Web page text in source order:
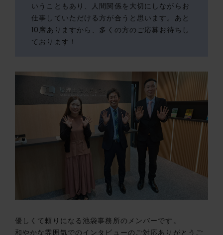
いうこともあり、人間関係を大切にしながらお
仕事していただける方が合うと思います。あと
10席ありますから、多くの方のご応募お待ちし
ております！
優しくて頼りになる池袋事務所のメンバーです。
和やかな雰囲気でのインタビューのご対応ありがとうご